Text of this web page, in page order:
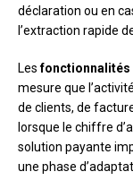
déclaration ou en
l’extraction rapide
Lesfonctionnalités
mesure que
de clients, de
lorsque le chiffre
solution payante
une phase